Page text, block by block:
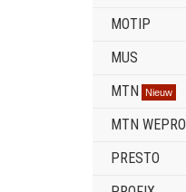
MOTIP
MUS
MTN
Nieuw
MTN WEPRO
PRESTO